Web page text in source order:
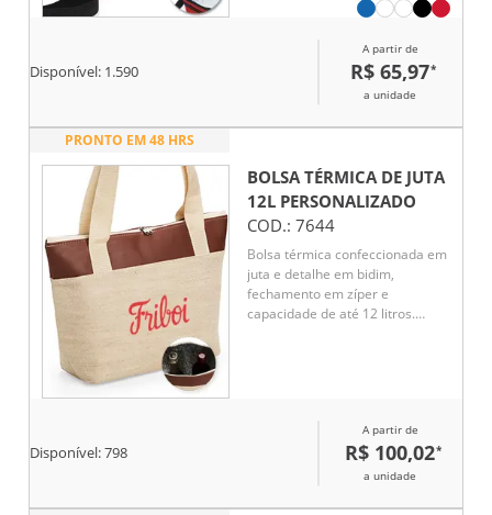
Disponível: 1.590
A partir de
R$ 65,97*
a unidade
PRONTO EM 48 HRS
BOLSA TÉRMICA DE JUTA
12L PERSONALIZADO
COD.: 7644
Bolsa térmica confeccionada em
juta e detalhe em bidim,
fechamento em zíper e
capacidade de até 12 litros.
Disponível:798
A partir de
R$ 100,02*
a unidade